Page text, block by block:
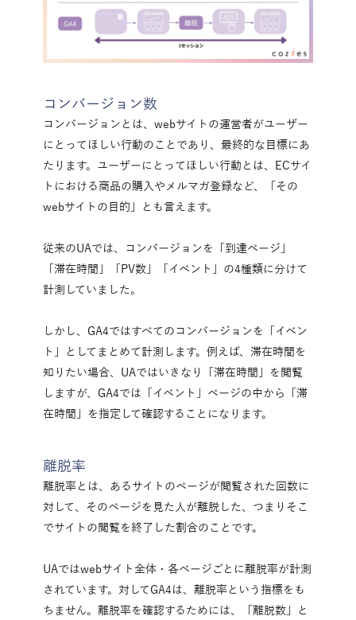
コンバージョン数
コンバージョンとは、webサイトの運営者がユーザー
にとってほしい行動のことであり、最終的な目標にあ
たります。ユーザーにとってほしい行動とは、ECサイ
トにおける商品の購入やメルマガ登録など、「その
webサイトの目的」とも言えます。
従来のUAでは、コンバージョンを「到達ページ」
「滞在時間」「PV数」「イベント」の4種類に分けて
計測していました。
しかし、GA4ではすべてのコンバージョンを「イベン
ト」としてまとめて計測します。例えば、滞在時間を
知りたい場合、UAではいきなり「滞在時間」を閲覧
しますが、GA4では「イベント」ページの中から「滞
在時間」を指定して確認することになります。
離脱率
離脱率とは、あるサイトのページが閲覧された回数に
対して、そのページを見た人が離脱した、つまりそこ
でサイトの閲覧を終了した割合のことです。
UAではwebサイト全体・各ページごとに離脱率が計測
されています。対してGA4は、離脱率という指標をも
ちません。離脱率を確認するためには、「離脱数」と